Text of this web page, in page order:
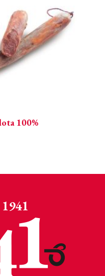
100%